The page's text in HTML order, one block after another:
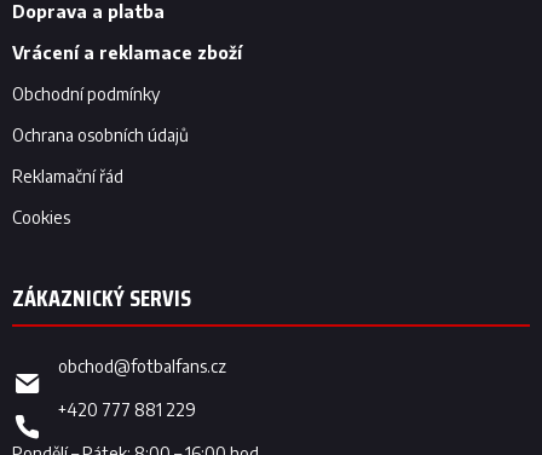
Doprava a platba
Vrácení a reklamace zboží
Obchodní podmínky
Ochrana osobních údajů
Reklamační řád
Cookies
obchod@fotbalfans.cz
+420 777 881 229